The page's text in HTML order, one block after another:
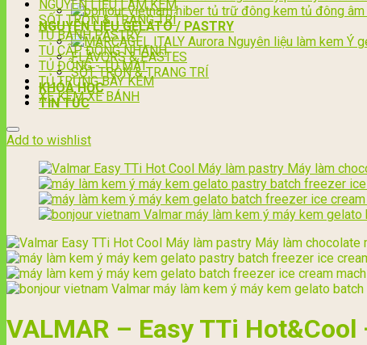
NGUYÊN LIỆU GELATO / PASTRY
FLAVORS & PASTES
SỐT TRỘN & TRANG TRÍ
KHÓA HỌC
TIN TỨC
NGUYÊN LIỆU LÀM KEM
SỐT TRỘN & TRANG TRÍ
TỦ BÁNH PASTRY
TỦ CẤP ĐÔNG NHANH
TỦ ĐÔNG - TỦ MÁT
TỦ TRƯNG BÀY KEM
XE KEM XE BÁNH
Add to wishlist
VALMAR – Easy TTi